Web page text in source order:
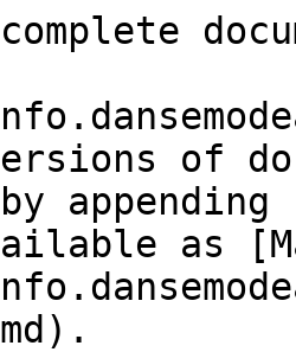
of
as